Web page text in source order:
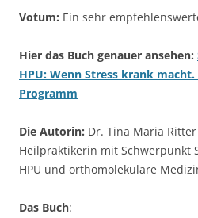
Votum: Ein sehr
Hier das Buch genauer ansehen:
HPU: Wenn Stress krank macht.
Programm
Die Autorin: Dr. Tina Maria
Heilpraktikerin mit Schwerpunkt
HPU und orthomolekulare
Das Buch: